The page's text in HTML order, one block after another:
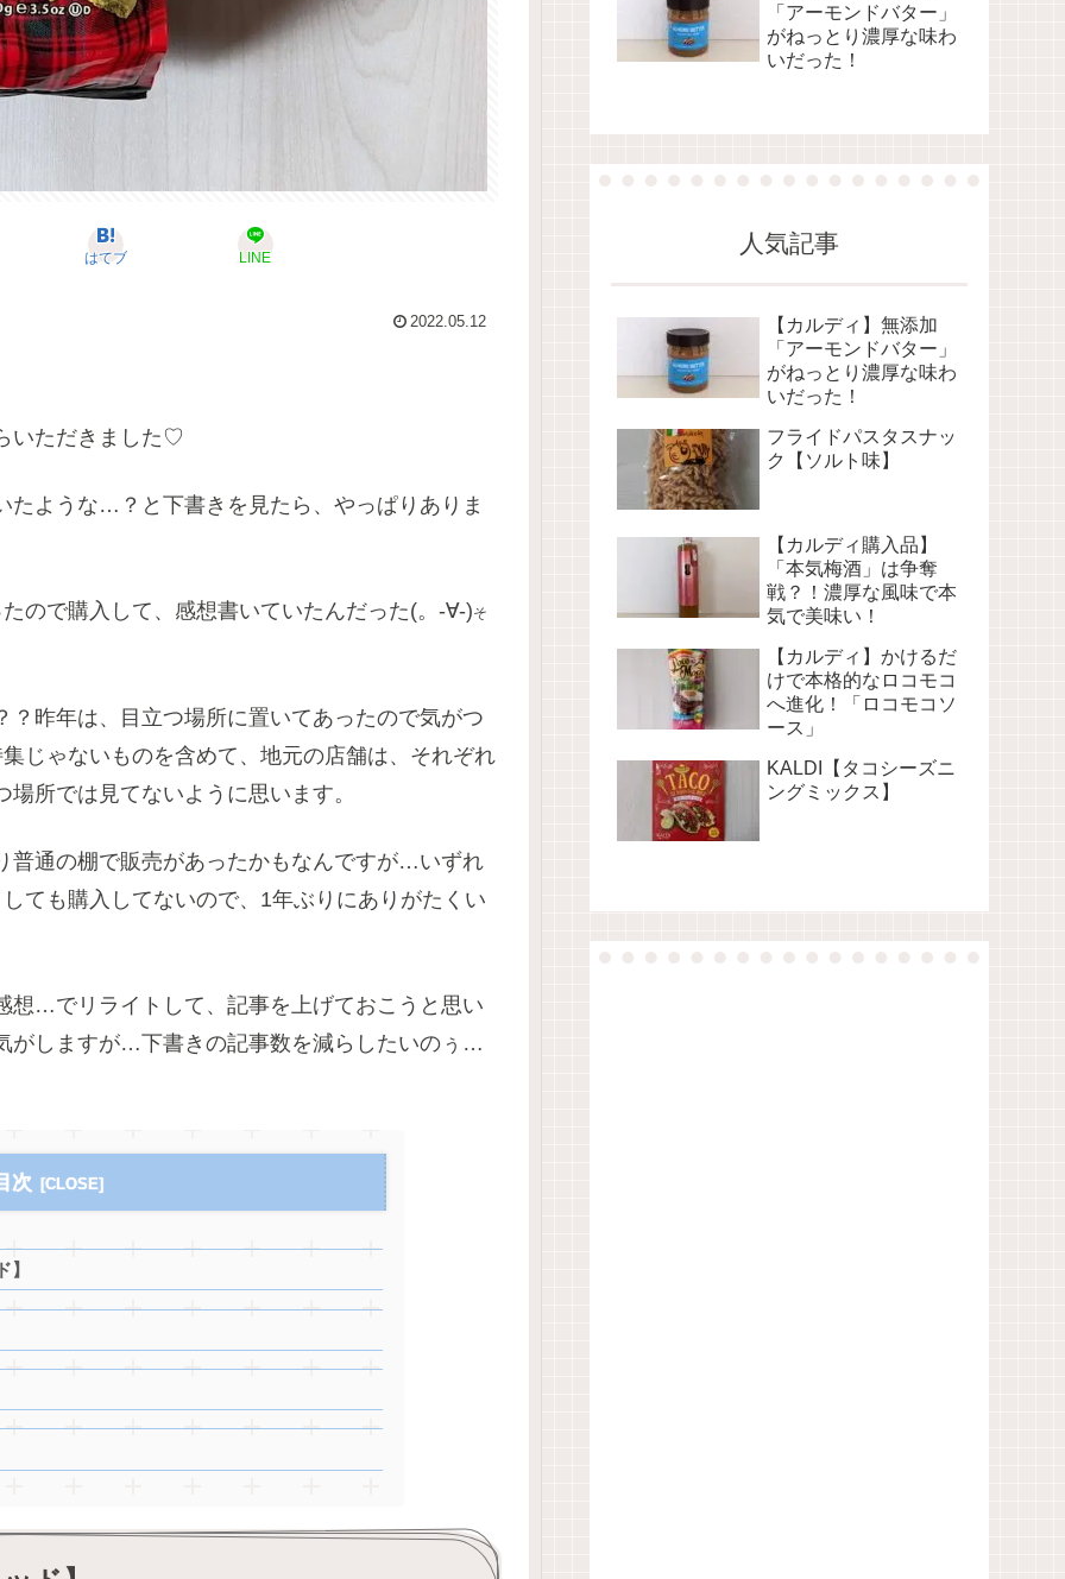
はてブ LINE
2022.05.12
いただきました♡
ような…？と下書きを見たら、やっぱりありま
ので購入して、感想書いていたんだった(。-∀-)そ
昨年は、目立つ場所に置いてあったので気がつ
じゃないものを含めて、地元の店舗は、それぞれ
所では見てないように思います。
普通の棚で販売があったかもなんですが…いずれ
ても購入してないので、1年ぶりにありがたくい
想…でリライトして、記事を上げておこうと思い
がしますが…下書きの記事数を減らしたいのぅ…
次
「アーモンドバター」
がねっとり濃厚な味わ
いだった！
人気記事
【カルディ】無添加
「アーモンドバター」
がねっとり濃厚な味わ
いだった！
フライドパスタスナッ
ク【ソルト味】
【カルディ購入品】
「本気梅酒」は争奪
戦？！濃厚な風味で本
気で美味い！
【カルディ】かけるだ
けで本格的なロコモコ
へ進化！「ロコモコソ
ース」
KALDI【タコシーズニ
ングミックス】